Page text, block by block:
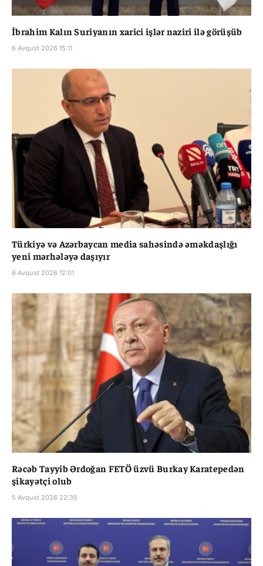
İbrahim Kalın Suriyanın xarici işlər naziri ilə görüşüb
6 Avqust 2026 15:11
Türkiyə və Azərbaycan media sahəsində əməkdaşlığı
yeni mərhələyə daşıyır
6 Avqust 2026 12:01
Rəcəb Tayyib Ərdoğan FETÖ üzvü Burkay Karatepedən
şikayətçi olub
5 Avqust 2026 22:35